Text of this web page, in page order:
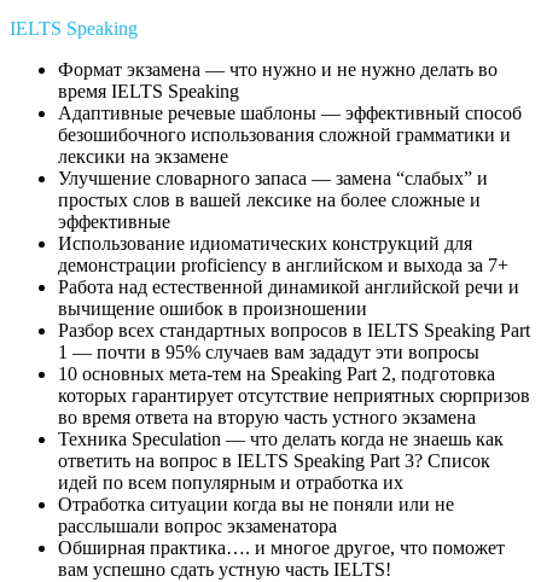
IELTS Speaking
Формат экзамена — что нужно и не нужно делать во
время IELTS Speaking
Адаптивные речевые шаблоны — эффективный способ
безошибочного использования сложной грамматики и
лексики на экзамене
Улучшение словарного запаса — замена “слабых” и
простых слов в вашей лексике на более сложные и
эффективные
Использование идиоматических конструкций для
демонстрации proficiency в английском и выхода за 7+
Работа над естественной динамикой английской речи и
вычищение ошибок в произношении
Разбор всех стандартных вопросов в IELTS Speaking Part
1 — почти в 95% случаев вам зададут эти вопросы
10 основных мета-тем на Speaking Part 2, подготовка
которых гарантирует отсутствие неприятных сюрпризов
во время ответа на вторую часть устного экзамена
Техника Speculation — что делать когда не знаешь как
ответить на вопрос в IELTS Speaking Part 3? Список
идей по всем популярным и отработка их
Отработка ситуации когда вы не поняли или не
расслышали вопрос экзаменатора
Обширная практика…. и многое другое, что поможет
вам успешно сдать устную часть IELTS!